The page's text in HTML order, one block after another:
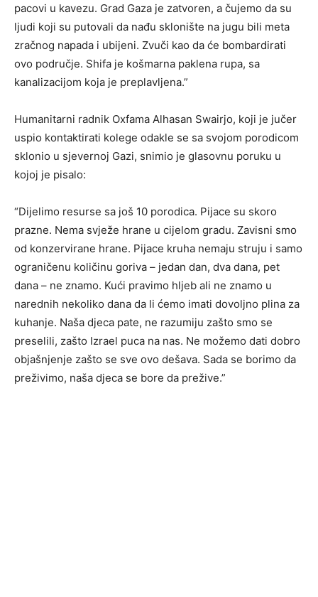
pacovi u kavezu. Grad Gaza je zatvoren, a čujemo da su
ljudi koji su putovali da nađu sklonište na jugu bili meta
zračnog napada i ubijeni. Zvuči kao da će bombardirati
ovo područje. Shifa je košmarna paklena rupa, sa
kanalizacijom koja je preplavljena.”
Humanitarni radnik Oxfama Alhasan Swairjo, koji je jučer
uspio kontaktirati kolege odakle se sa svojom porodicom
sklonio u sjevernoj Gazi, snimio je glasovnu poruku u
kojoj je pisalo:
“Dijelimo resurse sa još 10 porodica. Pijace su skoro
prazne. Nema svježe hrane u cijelom gradu. Zavisni smo
od konzervirane hrane. Pijace kruha nemaju struju i samo
ograničenu količinu goriva – jedan dan, dva dana, pet
dana – ne znamo. Kući pravimo hljeb ali ne znamo u
narednih nekoliko dana da li ćemo imati dovoljno plina za
kuhanje. Naša djeca pate, ne razumiju zašto smo se
preselili, zašto Izrael puca na nas. Ne možemo dati dobro
objašnjenje zašto se sve ovo dešava. Sada se borimo da
preživimo, naša djeca se bore da prežive.”